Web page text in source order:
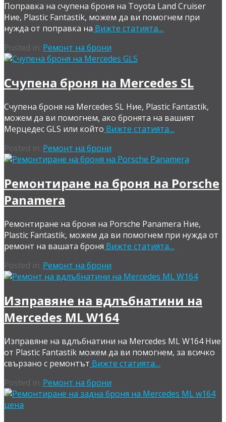
Поправка на счупена броня на Toyota Land Cruiser
Ние, Plastic Fantastik, можем да ви помогнем при
нужда от поправка на Вижте статията…
Posted in: Ремонт на брони
Счупена броня на Mercedes SL
Счупена броня на Mercedes SL Ние, Plastic Fantastik,
можем да ви помогнем, ако бронята на вашият
Мерцедес GLS или който Вижте статията…
Posted in: Ремонт на брони
Ремонтиране на броня на Porsche
Panamera
Ремонтиране на броня на Porsche Panamera Ние,
Plastic Fantastik, можем да ви помогнем при нужда от
ремонт на вашата броня Вижте статията…
Posted in: Ремонт на брони
Изправяне на вдлъбнатини на
Mercedes ML W164
Изправяне на вдлъбнатини на Mercedes ML W164 Ние
от Plastic Fantastik можем да ви помогнем, за всичко
свързано с ремонтът Вижте статията…
Posted in: Ремонт на брони